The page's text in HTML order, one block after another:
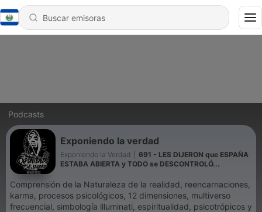
Podcasts
Exponiendo la verdad
Exponiendo la Verdad
691 - LES DIJERON que ESPAÑA
ESTABA ABIERTA y TODO se DESCONTROLÓ...
Comprensión de la Naturaleza de la realidad, reencarnaciones,
karma, procesos psicológicos, 12 dimensiones, multiverso
frecuencial, simbología illuminati, espiritualidad, psicotrópicos y